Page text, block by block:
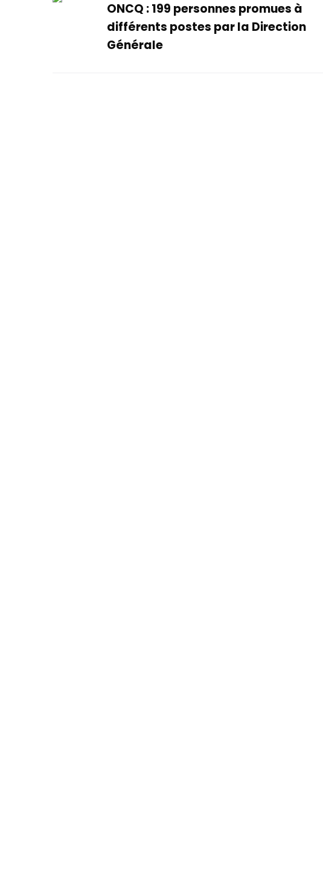
ONCQ : 199 personnes promues à
différents postes par la Direction
Générale